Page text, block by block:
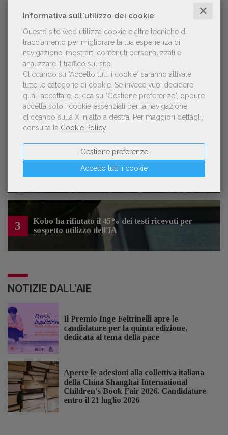
Informativa sull'utilizzo dei cookie ✕
Questo sito web utilizza cookie e altre tecniche di
tracciamento per migliorare la tua esperienza di
navigazione, mostrarti contenuti personalizzati e
analizzare il traffico sul sito.
Cliccando su "Accetto tutti i cookie" saranno attivate
tutte le categorie di cookie. Se invece vuoi decidere
quali accettare, clicca su "Gestione preferenze", oppure
accetta solo i cookie essenziali per la navigazione
cliccando sulla X in alto a destra. Per maggiori dettagli,
consulta la Cookie Policy
Accetto tutti i cookie
Gestione preferenze
editoria
LE PIÙ LETTE
Forse è il momento di cambiare prospettiva
sull’intelligenza artificiale
Spammy, Low-quality, Over-Produced: cosa
sono gli «slop», libri scritti con l'IA che
inquinano la narrativa di genere
3
Kobo ha rifiutato il 45% dei testi ricevuti per
sospetto utilizzo dell’IA
NOTIZIE DALL'AIE
Il Premio Inge Feltrinelli apre le
candidature per la quinta edizione,
dedicata al tema della pace
Aperte le adesioni alla collettiva italiana
della China Shanghai International
Children's Book Fair 2026. Candidature
entro il 21 luglio 2026